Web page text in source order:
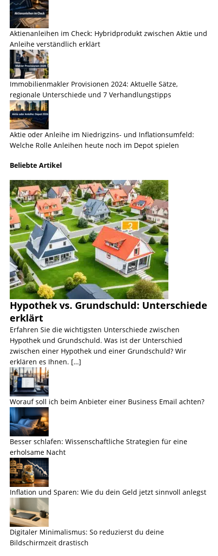
Aktienanleihen im Check: Hybridprodukt zwischen Aktie und
Anleihe verständlich erklärt
Immobilienmakler Provisionen 2024: Aktuelle Sätze,
regionale Unterschiede und 7 Verhandlungstipps
Aktie oder Anleihe im Niedrigzins- und Inflationsumfeld:
Welche Rolle Anleihen heute noch im Depot spielen
Beliebte Artikel
Hypothek vs. Grundschuld: Unterschiede
erklärt
Erfahren Sie die wichtigsten Unterschiede zwischen
Hypothek und Grundschuld. Was ist der Unterschied
zwischen einer Hypothek und einer Grundschuld? Wir
erklären es Ihnen. […]
Worauf soll ich beim Anbieter einer Business Email achten?
Besser schlafen: Wissenschaftliche Strategien für eine
erholsame Nacht
Inflation und Sparen: Wie du dein Geld jetzt sinnvoll anlegst
Digitaler Minimalismus: So reduzierst du deine
Bildschirmzeit drastisch